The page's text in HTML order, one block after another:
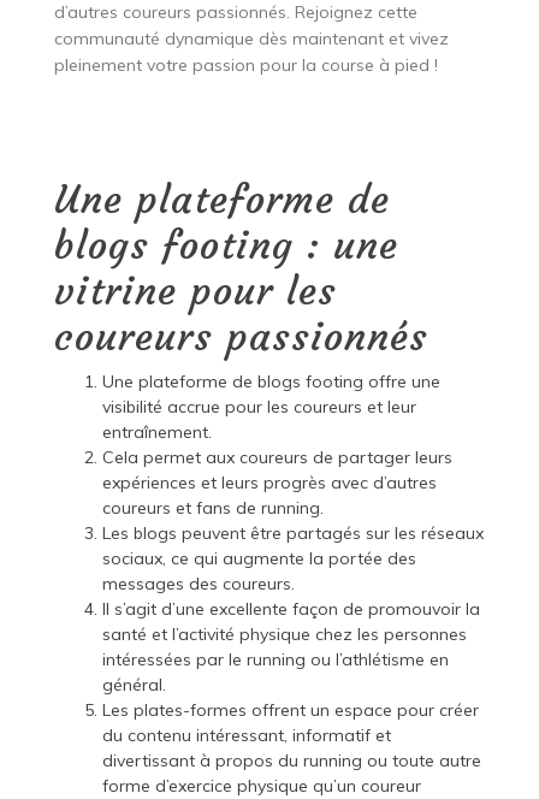
d’autres coureurs passionnés. Rejoignez cette
communauté dynamique dès maintenant et vivez
pleinement votre passion pour la course à pied !
Une plateforme de
blogs footing : une
vitrine pour les
coureurs passionnés
Une plateforme de blogs footing offre une
visibilité accrue pour les coureurs et leur
entraînement.
Cela permet aux coureurs de partager leurs
expériences et leurs progrès avec d’autres
coureurs et fans de running.
Les blogs peuvent être partagés sur les réseaux
sociaux, ce qui augmente la portée des
messages des coureurs.
Il s’agit d’une excellente façon de promouvoir la
santé et l’activité physique chez les personnes
intéressées par le running ou l’athlétisme en
général.
Les plates-formes offrent un espace pour créer
du contenu intéressant, informatif et
divertissant à propos du running ou toute autre
forme d’exercice physique qu’un coureur